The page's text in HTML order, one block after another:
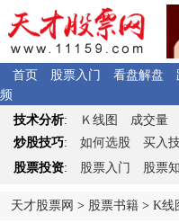
首页 股票入门 看盘解盘
频
技术分析: Ｋ 线图 成交量
炒股技巧: 如何选股 买入
股票投资: 股票入门 股票
天才股票网 > 股票书籍 > K线